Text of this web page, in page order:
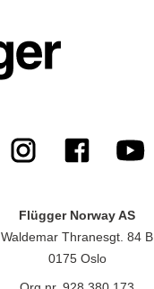
Flügger Norway AS
Waldemar Thranesgt. 84 B
0175 Oslo